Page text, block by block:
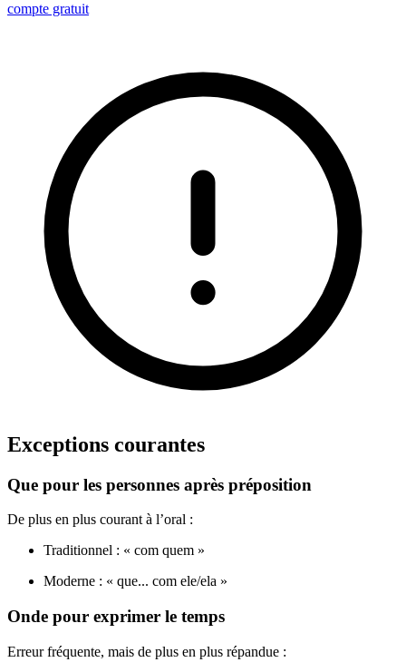
compte gratuit
Exceptions courantes
Que pour les personnes après préposition
De plus en plus courant à l’oral :
Traditionnel : « com quem »
Moderne : « que... com ele/ela »
Onde pour exprimer le temps
Erreur fréquente, mais de plus en plus répandue :